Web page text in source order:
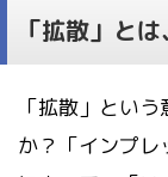
「拡散」と
「拡散」とい
か？「インプレ